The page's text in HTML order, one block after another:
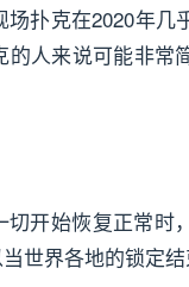
扑克在2020年
人来说可能非
开始恢复正常时
世界各地的锁定结